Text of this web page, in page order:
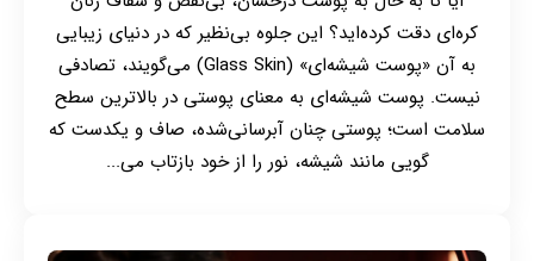
کره‌ای دقت کرده‌اید؟ این جلوه بی‌نظیر که در دنیای زیبایی
به آن «پوست شیشه‌ای» (Glass Skin) می‌گویند، تصادفی
نیست. پوست شیشه‌ای به معنای پوستی در بالاترین سطح
سلامت است؛ پوستی چنان آبرسانی‌شده، صاف و یکدست که
گویی مانند شیشه، نور را از خود بازتاب می‌...